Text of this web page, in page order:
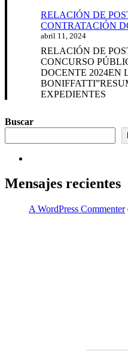
RELACIÓN DE
CONTRATACIÓN
abril 11, 2024
RELACIÓN DE
CONCURSO
DOCENTE 2024EN
EXPEDIENTES
Buscar
Mensajes recientes
A WordPress Commenter